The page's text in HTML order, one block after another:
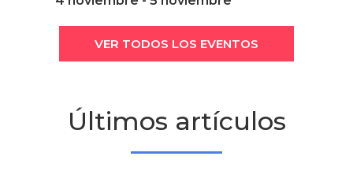
VER TODOS LOS EVENTOS
Últimos artículos